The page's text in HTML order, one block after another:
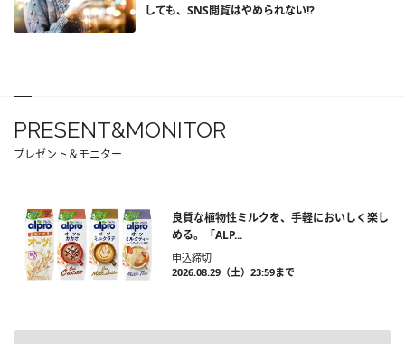
しても、SNS閲覧はやめられない!?
PRESENT&MONITOR
プレゼント＆モニター
良質な植物性ミルクを、手軽においしく楽し
める。「ALP...
申込締切
2026.08.29（土）23:59まで